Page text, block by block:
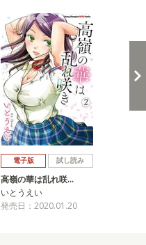
電子版 試し読み
高嶺の華は乱れ咲…
いとうえい
発売日：2020.01.20